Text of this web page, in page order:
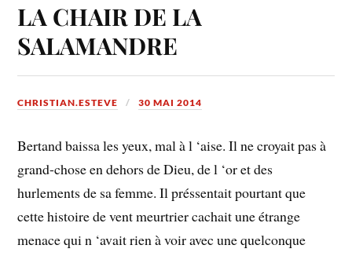
LA CHAIR DE LA
SALAMANDRE
CHRISTIAN.ESTEVE 30 MAI 2014
Bertand baissa les yeux, mal à l ‘aise. Il ne croyait pas à
grand-chose en dehors de Dieu, de l ‘or et des
hurlements de sa femme. Il préssentait pourtant que
cette histoire de vent meurtrier cachait une étrange
menace qui n ‘avait rien à voir avec une quelconque